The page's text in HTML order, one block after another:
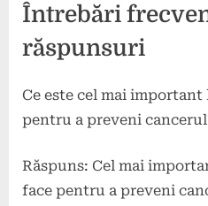
Întrebări
răspunsuri
Ce este cel mai
pentru a preveni
Răspuns: Cel mai
face pentru a preveni